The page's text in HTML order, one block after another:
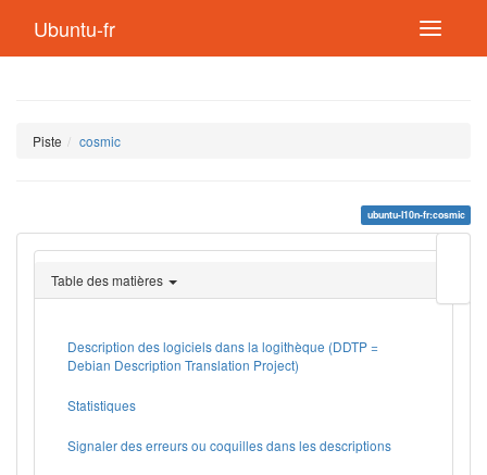
Ubuntu-fr
Piste cosmic
ubuntu-l10n-fr:cosmic
page
Table des matières
Description des logiciels dans la logithèque (DDTP =
Debian Description Translation Project)
Statistiques
Signaler des erreurs ou coquilles dans les descriptions